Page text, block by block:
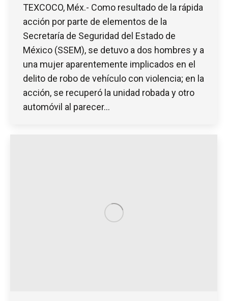
TEXCOCO, Méx.- Como resultado de la rápida
acción por parte de elementos de la
Secretaría de Seguridad del Estado de
México (SSEM), se detuvo a dos hombres y a
una mujer aparentemente implicados en el
delito de robo de vehículo con violencia; en la
acción, se recuperó la unidad robada y otro
automóvil al parecer…